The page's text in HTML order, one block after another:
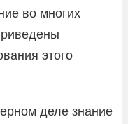
во многих
этого
деле знание